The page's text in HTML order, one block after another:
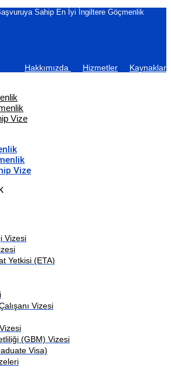
Sahip En İyi İngiltere Göçmenlik
Hakkımızda Hizmetler Kaynaklar
Vize
Vize
Vizesi
Yetkisi (ETA)
Vizesi
(GBM) Vizesi
Visa)